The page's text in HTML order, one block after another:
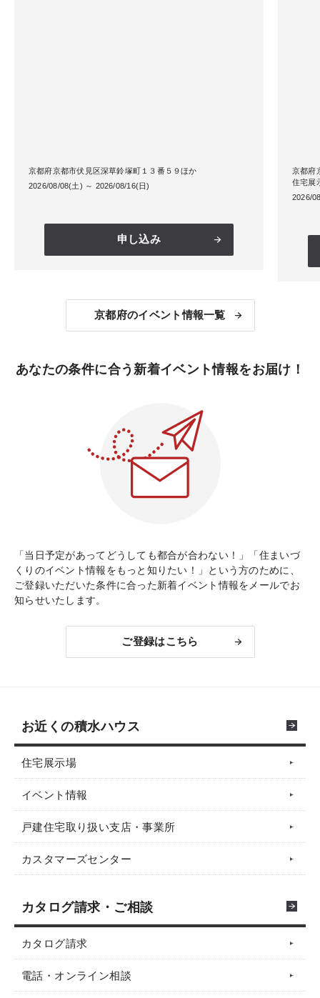
京都府京都市伏見区深草鈴塚町１３番５９ほか
2026/08/08(土) ～ 2026/08/16(日)
申し込み
京都府
住宅展
2026/
京都府のイベント情報一覧
あなたの条件に合う新着イベント情報をお届け！
「当日予定があってどうしても都合が合わない！」「住まいづ
くりのイベント情報をもっと知りたい！」という方のために、
ご登録いただいた条件に合った新着イベント情報をメールでお
知らせいたします。
ご登録はこちら
お近くの積水ハウス
住宅展示場
イベント情報
戸建住宅取り扱い支店・事業所
カスタマーズセンター
カタログ請求・ご相談
カタログ請求
電話・オンライン相談